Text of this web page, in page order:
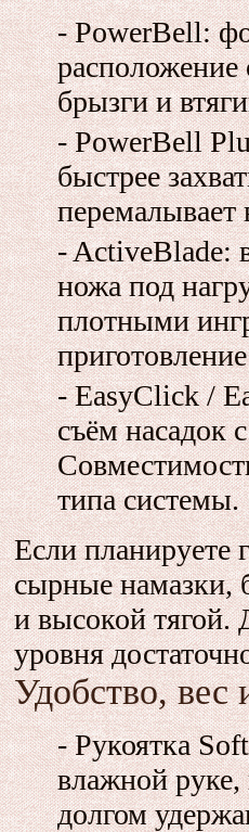
- PowerBell:
брызги и
- PowerBell
быстрее
перемалывает
- ActiveBlade:
ножа под
плотными
- EasyClick /
съём
типа системы.
Если планируете
сырные намазки,
и высокой тягой.
уровня
Удобство, вес
- Рукоятка
влажной
долгом